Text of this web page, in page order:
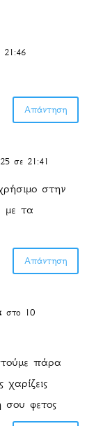
21:46
Απάντηση
σε 21:41
στην
με τα
Απάντηση
στο 10
πάρα
σου φετος